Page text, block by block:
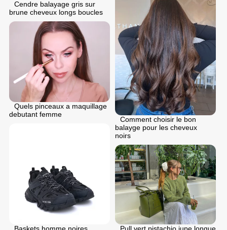
Cendre balayage gris sur
brune cheveux longs boucles
Comment choisir le bon
balayge pour les cheveux
noirs
Quels pinceaux a maquillage
debutant femme